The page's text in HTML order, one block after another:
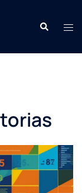
Buscar: